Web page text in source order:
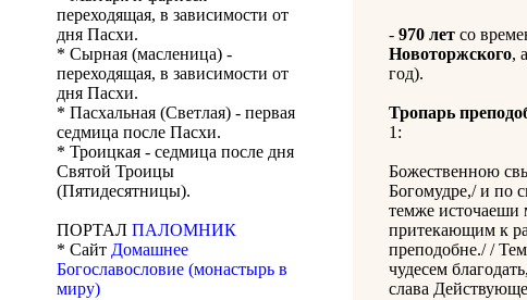
переходящая, в зависимости от
дня Пасхи.
* Сырная (масленица) -
переходящая, в зависимости от
дня Пасхи.
* Пасхальная (Светлая) - первая
седмица после Пасхи.
* Троицкая - седмица после дня
Святой Троицы
(Пятидесятницы).
ПОРТАЛ ПАЛОМНИК
* Сайт Домашнее
Богославословие (монастырь в
миру)
- 970 лет со
Новоторжского,
год).
Тропарь
1:
Божественною
Богомудре,/ и по
темже источаеши
притекающим к
преподобне./ /
чудесем
слава